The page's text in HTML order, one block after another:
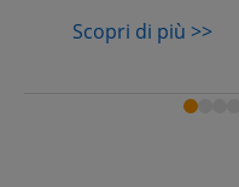
Scopri di più >>